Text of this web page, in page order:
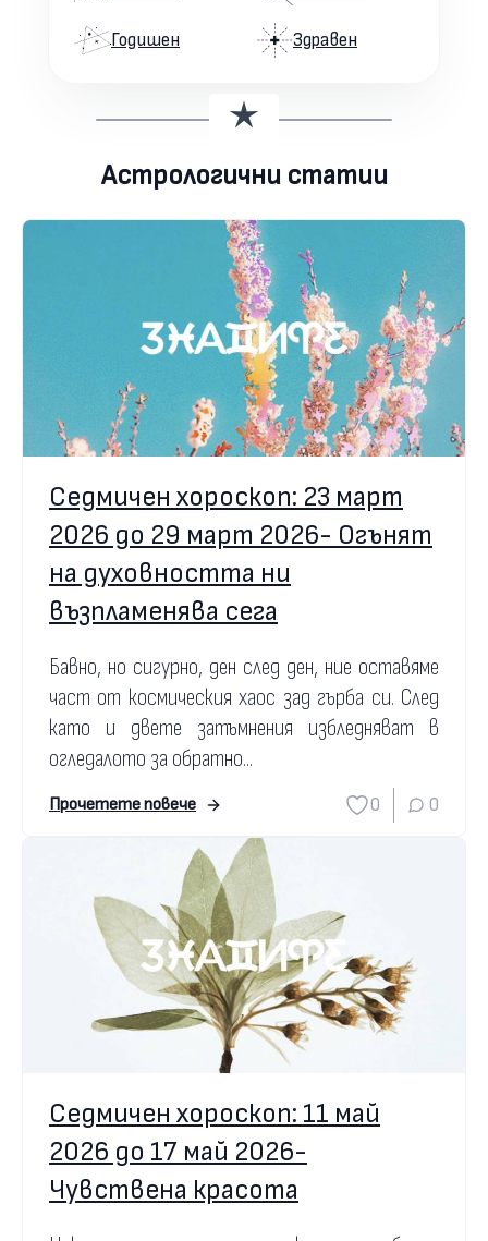
Годишен Здравен
Астрологични статии
Седмичен хороскоп: 23 март
2026 до 29 март 2026- Огънят
на духовността ни
възпламенява сега
Бавно, но сигурно, ден след ден, ние оставяме
част от космическия хаос зад гърба си. След
като и двете затъмнения избледняват в
огледалото за обратно...
Прочетете повече 0 0
Седмичен хороскоп: 11 май
2026 до 17 май 2026-
Чувствена красота